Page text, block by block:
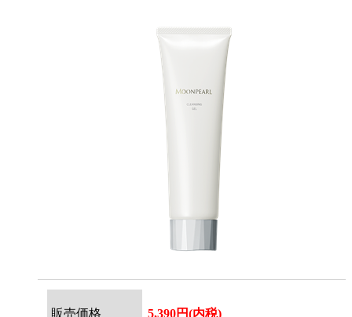
販売価格 5,390円(内税)